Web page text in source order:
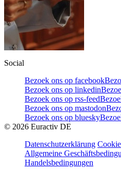
Social
Bezoek ons op facebook
Bezoek ons op linkedin
Bezoek ons op rss-feed
Bezoek ons op mastodon
Bezoek ons op bluesky
© 2026 Euractiv DE
Datenschutzerklärung
Allgemeine
Handelsbedingungen